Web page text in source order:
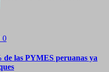
0
las PYMES peruanas ya